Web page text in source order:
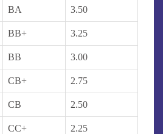
BA 3.50
BB+ 3.25
BB 3.00
CB+ 2.75
CB 2.50
CC+ 2.25